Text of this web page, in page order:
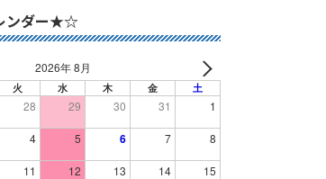
ンダー★☆
2026年 8月
火 水 木 金 土
28 29 30 31 1
4 5 6 7 8
11 12 13 14 15